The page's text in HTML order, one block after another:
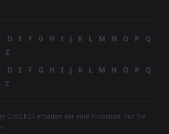
D E F G H I J K L M N O P
Q
Z
D E F G H I J K L M N O P
Q
Z
CHECK24 erhalten wir eine Provision. Für Sie